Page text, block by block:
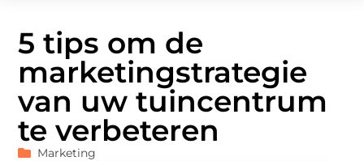
5 tips om de
marketingstrategie
van uw tuincentrum
te verbeteren
Marketing